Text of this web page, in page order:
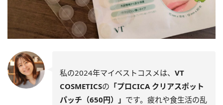
私の2024年マイベストコスメは、 VT
COSMETICSの 「プロCICA クリアスポット
パッチ（650円）」 です。疲れや食生活の乱